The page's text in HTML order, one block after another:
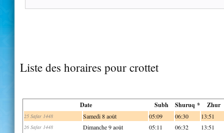
Liste des horaires pour crottet
Date Subh Shuruq * Zhur
25 Safar 1448 Samedi 8 août 05:09 06:30 13:51
26 Safar 1448 Dimanche 9 août 05:11 06:32 13:51